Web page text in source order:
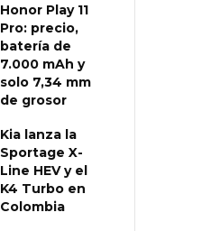
Honor Play 11
Pro: precio,
batería de
7.000 mAh y
solo 7,34 mm
de grosor
Kia lanza la
Sportage X-
Line HEV y el
K4 Turbo en
Colombia